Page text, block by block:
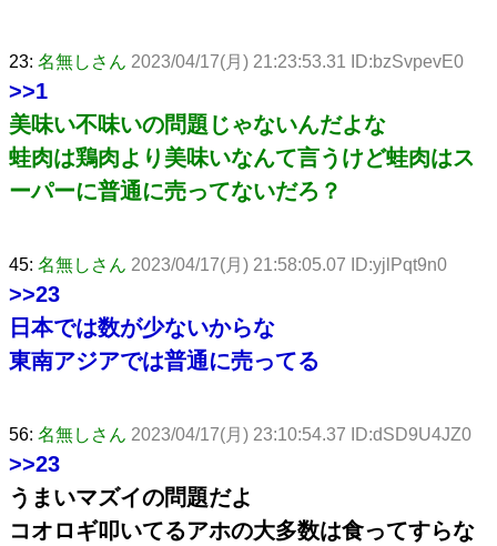
23: 名無しさん 2023/04/17(月) 21:23:53.31 ID:bzSvpevE0
>>1
美味い不味いの問題じゃないんだよな
蛙肉は鶏肉より美味いなんて言うけど蛙肉はス
ーパーに普通に売ってないだろ？
45: 名無しさん 2023/04/17(月) 21:58:05.07 ID:yjlPqt9n0
>>23
日本では数が少ないからな
東南アジアでは普通に売ってる
56: 名無しさん 2023/04/17(月) 23:10:54.37 ID:dSD9U4JZ0
>>23
うまいマズイの問題だよ
コオロギ叩いてるアホの大多数は食ってすらな